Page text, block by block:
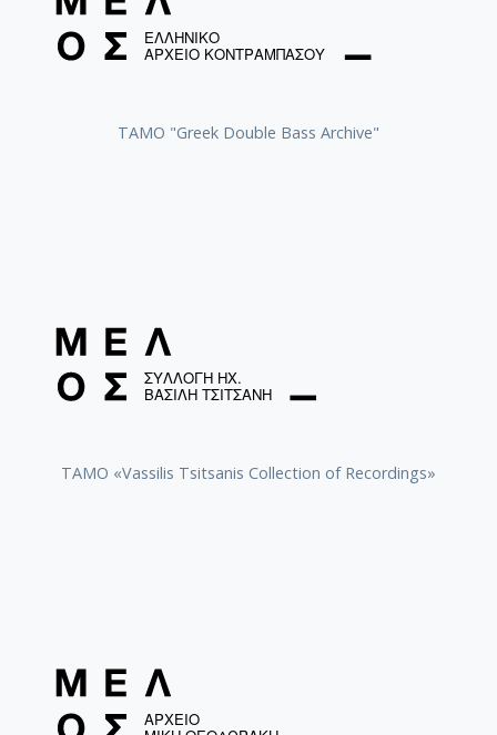
ΤΑΜΟ "Greek Double Bass Archive"
TAMO «Vassilis Tsitsanis Collection of Recordings»